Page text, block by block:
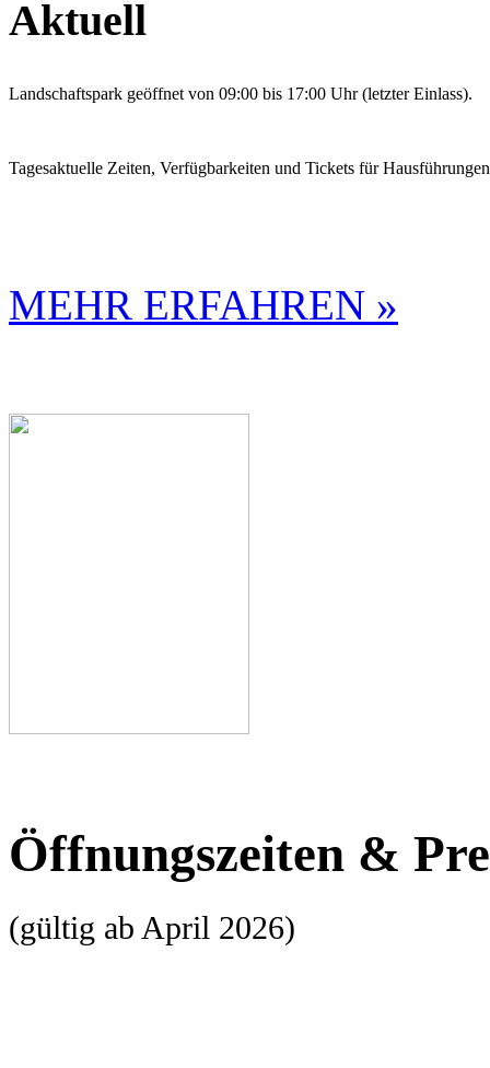
Aktuell
Landschaftspark geöffnet von 09:00 bis 17:00 Uhr (letzter Einlass).
Tagesaktuelle Zeiten, Verfügbarkeiten und Tickets für
MEHR ERFAHREN »
Öffnungszeiten &
(gültig ab April 2026)